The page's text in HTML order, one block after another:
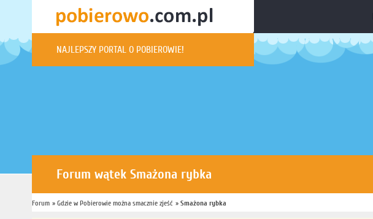
NAJLEPSZY PORTAL O POBIEROWIE!
Forum wątek Smażona rybka
Jesteś tutaj: »Forum
Forum » Gdzie w Pobierowie można smacznie zjeść » Smażona rybka